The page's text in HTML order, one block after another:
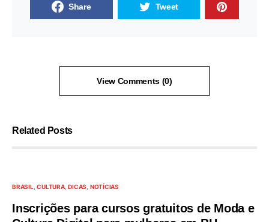
Share Tweet
View Comments (0)
Related Posts
BRASIL CULTURA DICAS NOTÍCIAS
Inscrições para cursos gratuitos de Moda e